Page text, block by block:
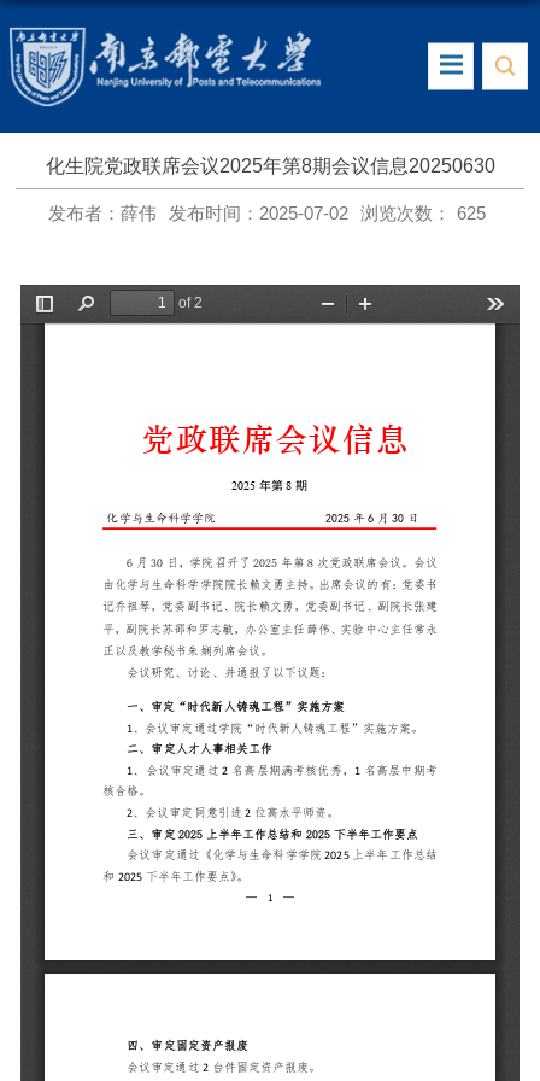
化生院党政联席会议2025年第8期会议信息20250630
发布者：薛伟 发布时间：2025-07-02 浏览次数： 625